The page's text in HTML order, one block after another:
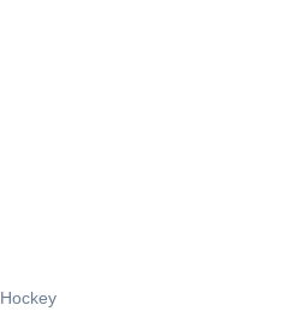
Hockey